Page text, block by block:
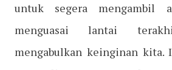
untuk segera mengambil
menguasai lantai
mengabulkan keinginan kita.